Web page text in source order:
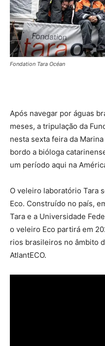
Fondation Tara Océan
Após navegar por águas
meses, a tripulação da
nesta sexta feira da
bordo a bióloga
um período aqui na
O veleiro laboratório Tara
Eco. Construído no país,
Tara e a Universidade
o veleiro Eco partirá em
rios brasileiros no âmbito
AtlantECO.